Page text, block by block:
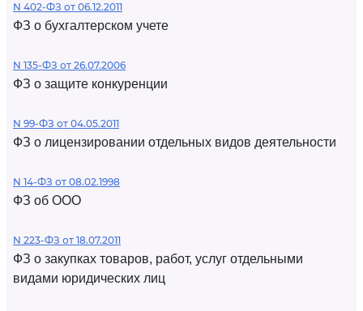
N 402-ФЗ от 06.12.2011
ФЗ о бухгалтерском учете
N 135-ФЗ от 26.07.2006
ФЗ о защите конкуренции
N 99-ФЗ от 04.05.2011
ФЗ о лицензировании отдельных видов деятельности
N 14-ФЗ от 08.02.1998
ФЗ об ООО
N 223-ФЗ от 18.07.2011
ФЗ о закупках товаров, работ, услуг отдельными
видами юридических лиц